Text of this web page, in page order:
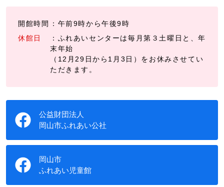
開館時間
：午前9時から午後9時
休館日
：ふれあいセンターは毎月第３土曜日と、年
末年始
（12月29日から1月3日）をお休みさせてい
ただきます。
公益財団法人
岡山市ふれあい公社
岡山市
ふれあい児童館